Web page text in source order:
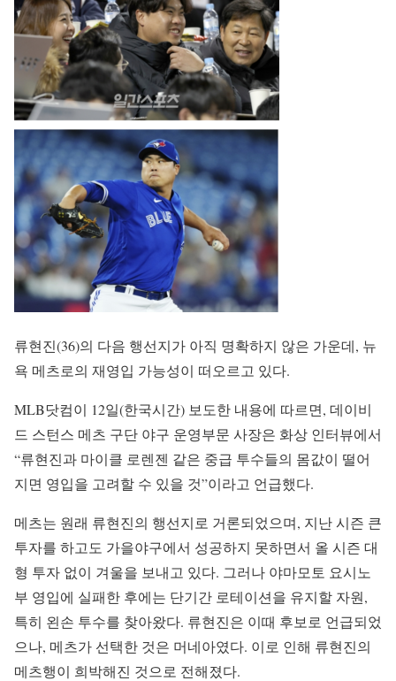
류현진(36)의 다음 행선지가 아직 명확하지 않은 가운데, 뉴
욕 메츠로의 재영입 가능성이 떠오르고 있다.
MLB닷컴이 12일(한국시간) 보도한 내용에 따르면, 데이비
드 스턴스 메츠 구단 야구 운영부문 사장은 화상 인터뷰에서
“류현진과 마이클 로렌젠 같은 중급 투수들의 몸값이 떨어
지면 영입을 고려할 수 있을 것”이라고 언급했다.
메츠는 원래 류현진의 행선지로 거론되었으며, 지난 시즌 큰
투자를 하고도 가을야구에서 성공하지 못하면서 올 시즌 대
형 투자 없이 겨울을 보내고 있다. 그러나 야마모토 요시노
부 영입에 실패한 후에는 단기간 로테이션을 유지할 자원,
특히 왼손 투수를 찾아왔다. 류현진은 이때 후보로 언급되었
으나, 메츠가 선택한 것은 머네아였다. 이로 인해 류현진의
메츠행이 희박해진 것으로 전해졌다.